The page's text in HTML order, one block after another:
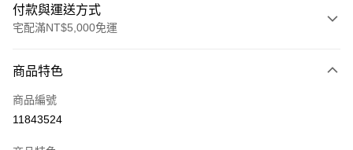
付款與運送方式
宅配滿NT$5,000免運
信用卡一次付款
LINE Pay
商品特色
商品編號
11843524